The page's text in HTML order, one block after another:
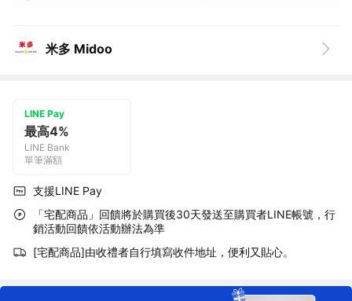
米多 Midoo
LINE Pay
最高4%
LINE Bank
單筆滿額
支援LINE Pay
「宅配商品」回饋將於購買後30天發送至購買者LINE帳號，行
銷活動回饋依活動辦法為準
[宅配商品]由收禮者自行填寫收件地址，便利又貼心。